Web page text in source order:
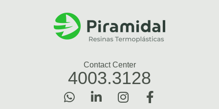
Contact Center
4003.3128